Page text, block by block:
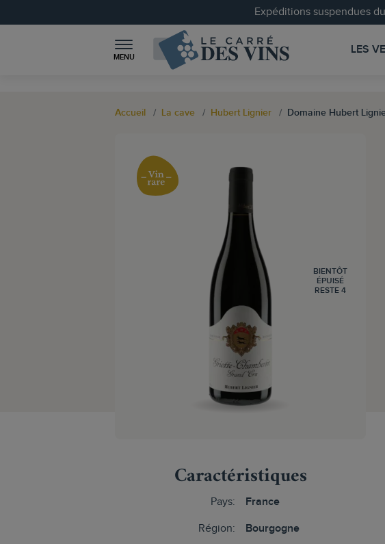
Expéditions suspendues
MENU
LES
Accueil La cave Hubert Lignier Domaine Hubert
BIENTÔT
ÉPUISÉ
RESTE 4
Caractéristiques
Pays: France
Région: Bourgogne